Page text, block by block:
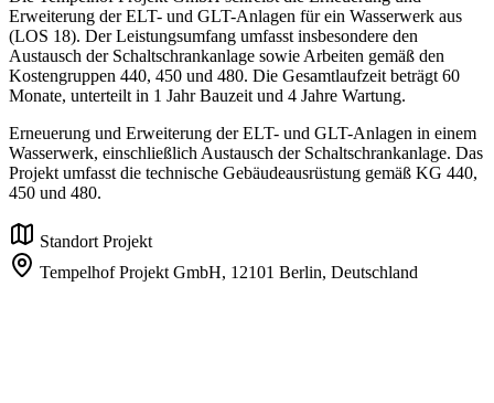
Erweiterung der ELT- und GLT-Anlagen für ein Wasserwerk aus
(LOS 18). Der Leistungsumfang umfasst insbesondere den
Austausch der Schaltschrankanlage sowie Arbeiten gemäß den
Kostengruppen 440, 450 und 480. Die Gesamtlaufzeit beträgt 60
Monate, unterteilt in 1 Jahr Bauzeit und 4 Jahre Wartung.
Erneuerung und Erweiterung der ELT- und GLT-Anlagen in einem
Wasserwerk, einschließlich Austausch der Schaltschrankanlage. Das
Projekt umfasst die technische Gebäudeausrüstung gemäß KG 440,
450 und 480.
Standort Projekt
Tempelhof Projekt GmbH, 12101 Berlin, Deutschland